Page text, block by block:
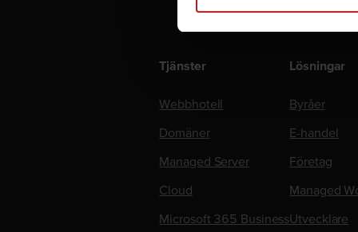
Tjänster
Webbhotell
Domäner
Managed Server
Cloud
Microsoft 365 Business
Lösningar
Byråer
E-handel
Företag
Managed
Utvecklare